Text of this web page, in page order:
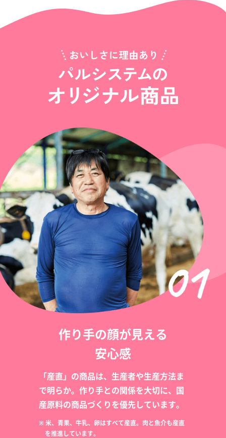
作り手の顔が見える
安心感
「産直」の商品は、生産者や生産方法ま
で明らか。作り手との関係を大切に、国
産原料の商品づくりを優先しています。
※ 米、青果、牛乳、卵はすべて産直。肉と魚介も産直
を推進しています。